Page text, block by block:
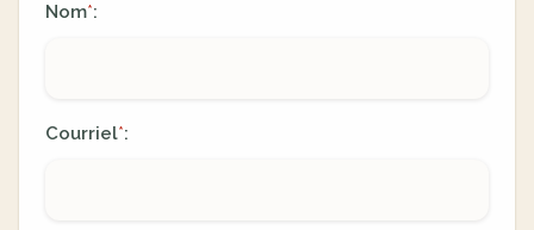
Nom*:
Courriel*: